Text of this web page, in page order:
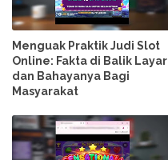
Menguak Praktik Judi Slot
Online: Fakta di Balik Layar
dan Bahayanya Bagi
Masyarakat